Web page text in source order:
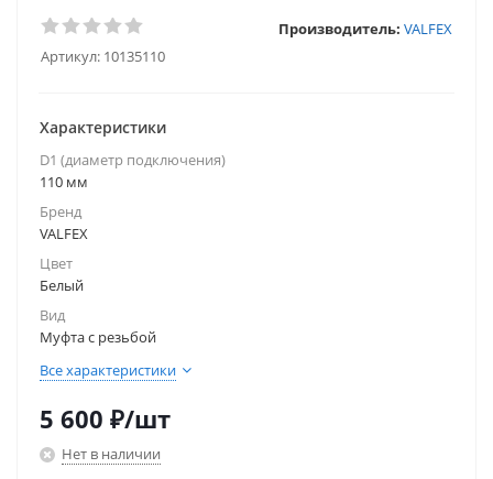
Артикул: 10135110
Производитель: VALFEX
Характеристики
D1 (диаметр подключения)
110 мм
Бренд
VALFEX
Цвет
Белый
Вид
Муфта с резьбой
Все характеристики
5 600 ₽/шт
Нет в наличии